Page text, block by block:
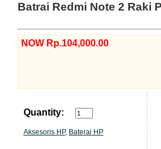
Batrai Redmi Note 2 Raki
NOW Rp.104,000.00
Quantity:
Aksesoris HP, Baterai HP